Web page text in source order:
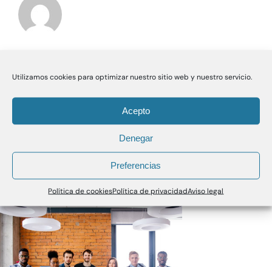
Utilizamos cookies para optimizar nuestro sitio web y nuestro servicio.
Acepto
Denegar
Preferencias
Política de cookiesPolítica de privacidadAviso legal